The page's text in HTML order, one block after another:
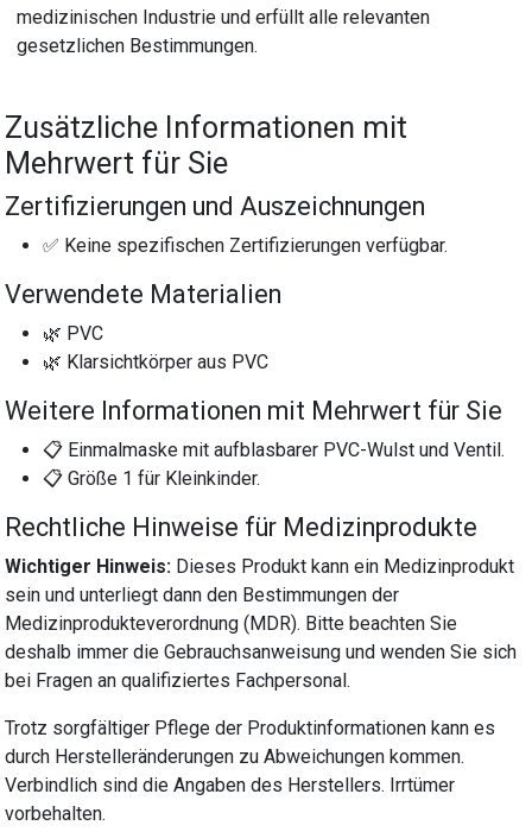
medizinischen Industrie und erfüllt alle relevanten
gesetzlichen Bestimmungen.
Zusätzliche Informationen mit
Mehrwert für Sie
Zertifizierungen und Auszeichnungen
✅ Keine spezifischen Zertifizierungen verfügbar.
Verwendete Materialien
🌿 PVC
🌿 Klarsichtkörper aus PVC
Weitere Informationen mit Mehrwert für Sie
📋 Einmalmaske mit aufblasbarer PVC-Wulst und Ventil.
📋 Größe 1 für Kleinkinder.
Rechtliche Hinweise für Medizinprodukte
Wichtiger Hinweis: Dieses Produkt kann ein Medizinprodukt
sein und unterliegt dann den Bestimmungen der
Medizinprodukteverordnung (MDR). Bitte beachten Sie
deshalb immer die Gebrauchsanweisung und wenden Sie sich
bei Fragen an qualifiziertes Fachpersonal.
Trotz sorgfältiger Pflege der Produktinformationen kann es
durch Herstelleränderungen zu Abweichungen kommen.
Verbindlich sind die Angaben des Herstellers. Irrtümer
vorbehalten.